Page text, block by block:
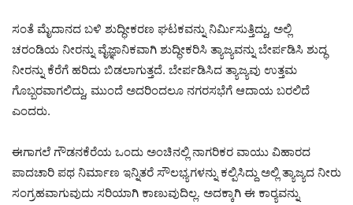
ಸಂತೆ ಮೈದಾನದ ಬಳಿ ಶುದ್ಧೀಕರಣ ಘಟಕವನ್ನು ನಿರ್ಮಿಸುತ್ತಿದ್ದು, ಅಲ್ಲಿ
ಚರಂಡಿಯ ನೀರನ್ನು ವೈಜ್ಞಾನಿಕವಾಗಿ ಶುದ್ಧೀಕರಿಸಿ ತ್ಯಾಜ್ಯವನ್ನು ಬೇರ್ಪಡಿಸಿ ಶುದ್ಧ
ನೀರನ್ನು ಕೆರೆಗೆ ಹರಿದು ಬಿಡಲಾಗುತ್ತದೆ. ಬೇರ್ಪಡಿಸಿದ ತ್ಯಾಜ್ಯವು ಉತ್ತಮ
ಗೊಬ್ಬರವಾಗಲಿದ್ದು, ಮುಂದೆ ಅದರಿಂದಲೂ ನಗರಸಭೆಗೆ ಆದಾಯ ಬರಲಿದೆ
ಎಂದರು.
ಈಗಾಗಲೆ ಗೌಡನಕೆರೆಯ ಒಂದು ಅಂಚಿನಲ್ಲಿ ನಾಗರಿಕರ ವಾಯು ವಿಹಾರದ
ಪಾದಚಾರಿ ಪಥ ನಿರ್ಮಾಣ ಇನ್ನಿತರೆ ಸೌಲಭ್ಯಗಳನ್ನು ಕಲ್ಪಿಸಿದ್ದು ಅಲ್ಲಿ ತ್ಯಾಜ್ಯದ ನೀರು
ಸಂಗ್ರಹವಾಗುವುದು ಸರಿಯಾಗಿ ಕಾಣುವುದಿಲ್ಲ. ಅದಕ್ಕಾಗಿ ಈ ಕಾರ‍್ಯವನ್ನು